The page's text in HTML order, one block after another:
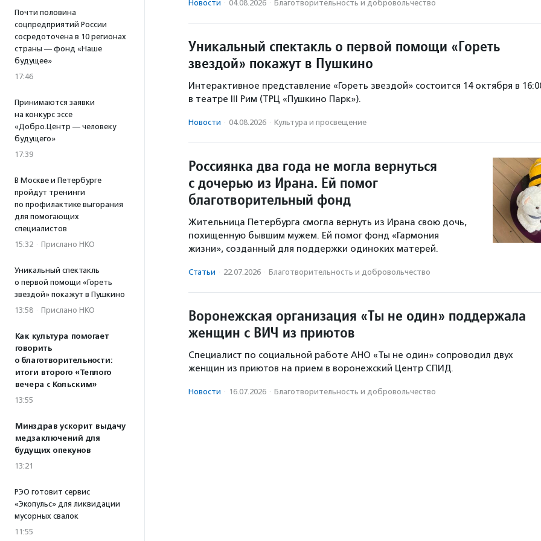
Почти половина
соцпредприятий России
сосредоточена в 10 регионах
страны — фонд «Наше
будущее»
17:46
Принимаются заявки
на конкурс эссе
«Добро.Центр — человеку
будущего»
17:39
В Москве и Петербурге
пройдут тренинги
по профилактике выгорания
для помогающих
специалистов
15:32 · Прислано НКО
Уникальный спектакль
о первой помощи «Гореть
звездой» покажут в Пушкино
13:58 · Прислано НКО
Как культура помогает
говорить
о благотворительности:
итоги второго «Теплого
вечера с Кольским»
13:55
Минздрав ускорит выдачу
медзаключений для
будущих опекунов
13:21
РЭО готовит сервис
«Экопульс» для ликвидации
мусорных свалок
11:55
Новости · 04.08.2026 · Благотвори­тель­ность и доброволь­чест­во
Уникальный спектакль о первой помощи «Гореть
звездой» покажут в Пушкино
Интерактивное представление «Гореть звездой» состоится 14 октября в
в театре III Рим (ТРЦ «Пушкино Парк»).
Новости · 04.08.2026 · Культура и просвещение
Россиянка два года не могла вернуться
с дочерью из Ирана. Ей помог
благотворительный фонд
Жительница Петербурга смогла вернуть из Ирана свою дочь,
похищенную бывшим мужем. Ей помог фонд «Гармония
жизни», созданный для поддержки одиноких матерей.
Статьи · 22.07.2026 · Благотвори­тель­ность и доброволь­чест­во
Воронежская организация «Ты не один» поддержала
женщин с ВИЧ из приютов
Специалист по социальной работе АНО «Ты не один» сопроводил двух
женщин из приютов на прием в воронежский Центр СПИД.
Новости · 16.07.2026 · Благотвори­тель­ность и доброволь­чест­во